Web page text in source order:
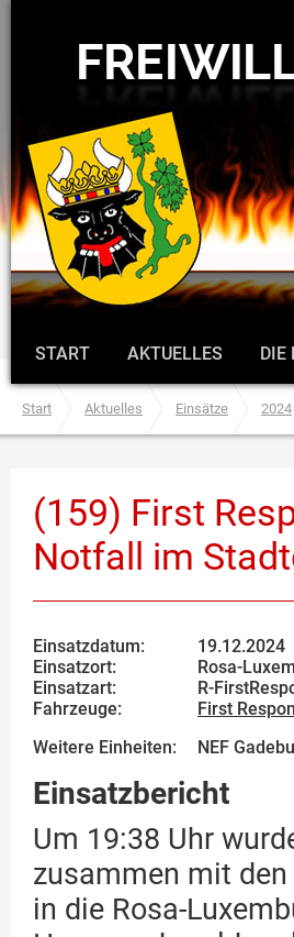
START AKTUELLES DIE
Start Aktuelles Einsätze 2024
(159) First
Notfall im
Einsatzdatum:
19.12.2024
Einsatzort:
Rosa-
Einsatzart:
R-
Fahrzeuge:
First
Weitere Einheiten:
NEF
Einsatzbericht
Um 19:38 Uhr
zusammen mit
in die Rosa-